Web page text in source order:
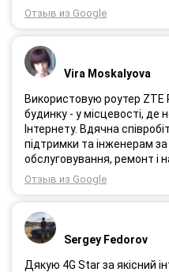
Отзыв из Google
Vira Moskalyova
Використовую роутер ZTE
будинку - у місцевості, де
Інтернету. Вдячна
підтримки та інженерам за
обслуговування, ремонт і
Через 3 роки після
тоді рішення придбати
Отзыв из Google
Sergey Fedorov
Дякую 4G Star за якісний